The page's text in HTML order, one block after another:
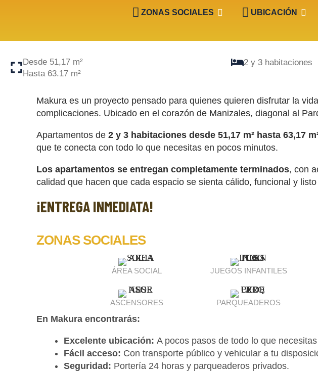
ZONAS SOCIALES UBICACIÓN
Desde 51,17 m²
Hasta 63.17 m²
2 y 3 habitaciones
Makura es un proyecto pensado para quienes quieren disfrutar la
complicaciones. Ubicado en el corazón de Manizales, diagonal al
Apartamentos de 2 y 3 habitaciones desde 51,17 m² hasta 63,17
que te conecta con todo lo que necesitas en pocos minutos.
Los apartamentos se entregan completamente terminados, con
calidad que hacen que cada espacio se sienta cálido, funcional y
¡ENTREGA INMEDIATA!
ZONAS SOCIALES
ÁREA SOCIAL JUEGOS INFANTILES
ASCENSORES PARQUEADEROS
En Makura encontrarás:
Excelente ubicación: A pocos pasos de todo lo que
Fácil acceso: Con transporte público y vehicular a tu
Seguridad: Portería 24 horas y parqueaderos privados.